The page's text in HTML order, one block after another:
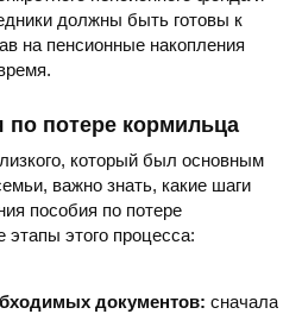
должны быть готовы к
на пенсионные накопления
по потере кормильца
который был основным
важно знать, какие шаги
пособия по потере
этого процесса:
документов: сначала